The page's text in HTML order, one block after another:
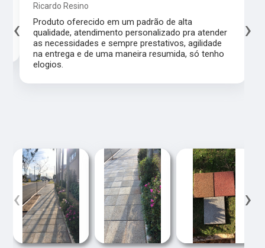
Ricardo Resino
Produto oferecido em um padrão de alta
qualidade, atendimento personalizado pra atender
as necessidades e sempre prestativos, agilidade
na entrega e de uma maneira resumida, só tenho
elogios.
‹ ›
‹ ›